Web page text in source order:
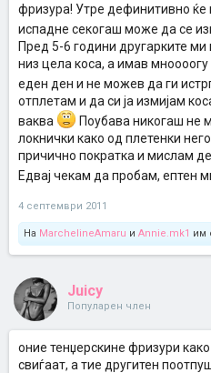
фризура! Утре дефинитивно ќе
испадне секогаш може да се
Пред 5-6 години другарките ми
низ цела коса, а имав мноооогу
еден ден и не можев да ги
отплетам и да си ја измијам
ваква
Поубава никогаш не
локнички како од плетенки
причично пократка и мислам
Едвај чекам да пробам, ептен
4 септември 2011
На MarchelineAmaru и Annie.mk1 им
Juicy
Популарен член
оние тенџерскине фризури
свиѓаат, а тие другитен